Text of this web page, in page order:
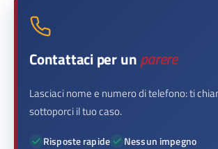
Contattaci per unparere
Lasciaci nome e numero di telefono: ti
sottoporci il tuo caso.
Risposte rapide
Nessun impegno